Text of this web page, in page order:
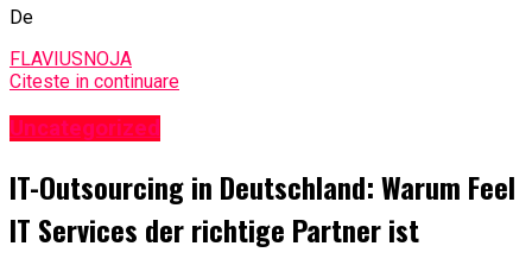
De
FLAVIUSNOJA
Citeste in continuare
Uncategorized
IT-Outsourcing in Deutschland: Warum Feel
IT Services der richtige Partner ist